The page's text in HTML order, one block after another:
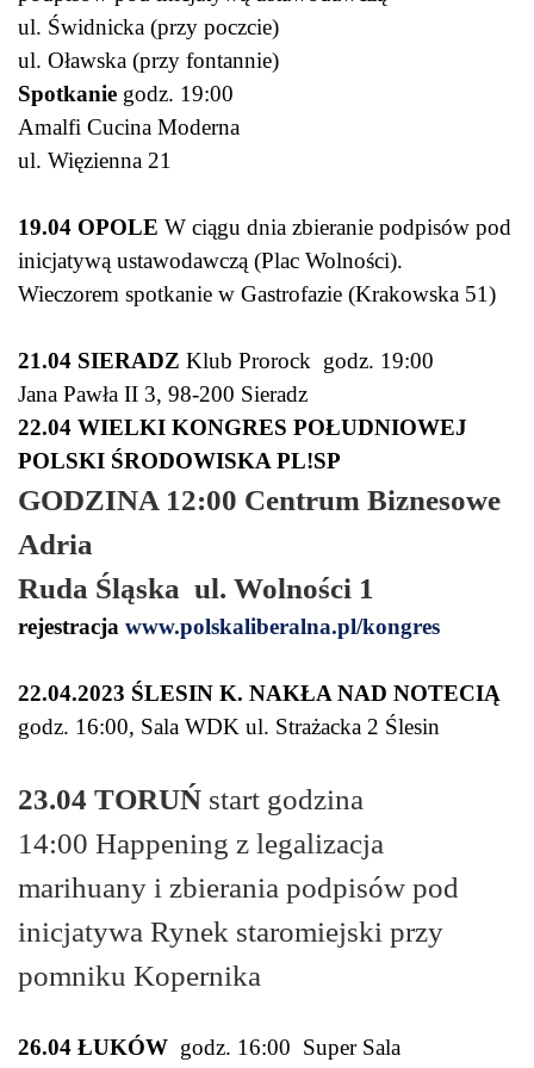
ul. Świdnicka (przy poczcie)
ul. Oławska (przy fontannie)
Spotkanie godz. 19:00
Amalfi Cucina Moderna
ul. Więzienna 21
19.04 OPOLE W ciągu dnia zbieranie podpisów pod
inicjatywą ustawodawczą (Plac Wolności).
Wieczorem spotkanie w Gastrofazie (Krakowska 51)
21.04 SIERADZ Klub Prorock godz. 19:00
Jana Pawła II 3, 98-200 Sieradz
22.04 WIELKI KONGRES POŁUDNIOWEJ
POLSKI ŚRODOWISKA PL!SP
GODZINA 12:00 Centrum Biznesowe
Adria
Ruda Śląska ul. Wolności 1
rejestracja www.polskaliberalna.pl/kongres
22.04.2023 ŚLESIN K. NAKŁA NAD NOTECIĄ
godz. 16:00, Sala WDK ul. Strażacka 2 Ślesin
23.04 TORUŃ start godzina
14:00 Happening z legalizacja
marihuany i zbierania podpisów pod
inicjatywa Rynek staromiejski przy
pomniku Kopernika
26.04 ŁUKÓW godz. 16:00 Super Sala